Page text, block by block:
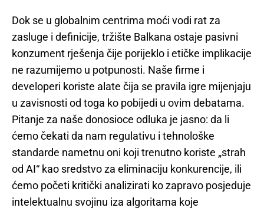
Dok se u globalnim centrima moći vodi rat za
zasluge i definicije, tržište Balkana ostaje pasivni
konzument rješenja čije porijeklo i etičke implikacije
ne razumijemo u potpunosti. Naše firme i
developeri koriste alate čija se pravila igre mijenjaju
u zavisnosti od toga ko pobijedi u ovim debatama.
Pitanje za naše donosioce odluka je jasno: da li
ćemo čekati da nam regulativu i tehnološke
standarde nametnu oni koji trenutno koriste „strah
od AI“ kao sredstvo za eliminaciju konkurencije, ili
ćemo početi kritički analizirati ko zapravo posjeduje
intelektualnu svojinu iza algoritama koje